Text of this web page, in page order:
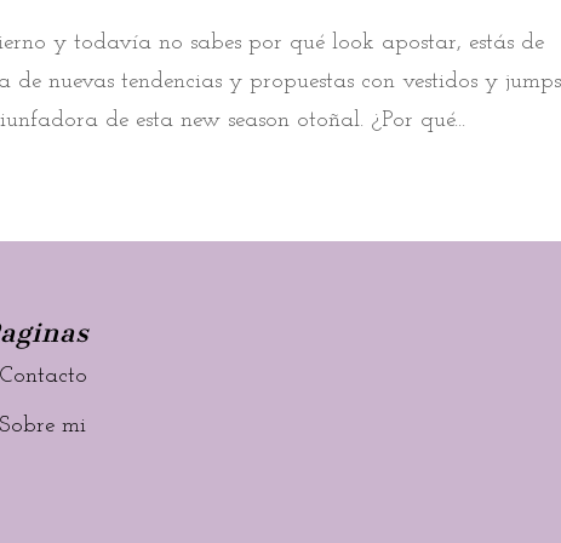
y todavía no sabes por qué look apostar, estás de
nuevas tendencias y propuestas con vestidos y
de esta new season otoñal. ¿Por qué...
Contacto
Sobre mi